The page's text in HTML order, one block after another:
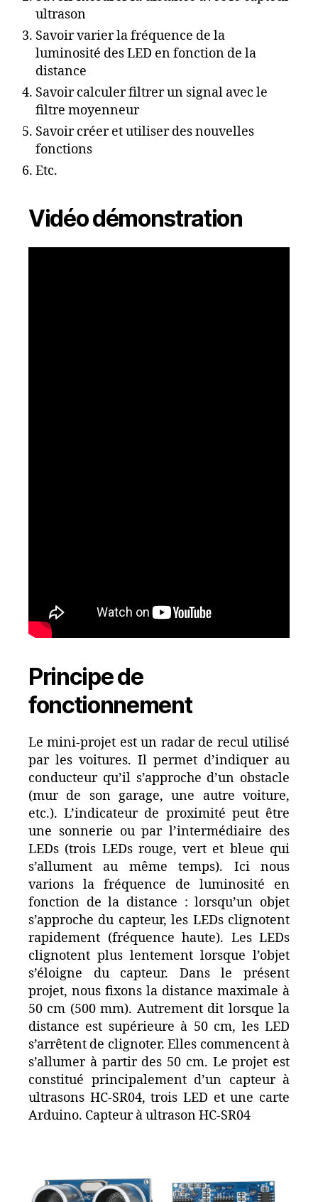
ultrason
Savoir varier la fréquence de la
luminosité des LED en fonction de la
distance
Savoir calculer filtrer un signal avec le
filtre moyenneur
Savoir créer et utiliser des nouvelles
fonctions
Etc.
Vidéo démonstration
Principe de
fonctionnement
Le mini-projet est un radar de recul utilisé
par les voitures. Il permet d’indiquer au
conducteur qu’il s’approche d’un obstacle
(mur de son garage, une autre voiture,
etc.). L’indicateur de proximité peut être
une sonnerie ou par l’intermédiaire des
LEDs (trois LEDs rouge, vert et bleue qui
s’allument au même temps). Ici nous
varions la fréquence de luminosité en
fonction de la distance : lorsqu’un objet
s’approche du capteur, les LEDs clignotent
rapidement (fréquence haute). Les LEDs
clignotent plus lentement lorsque l’objet
s’éloigne du capteur. Dans le présent
projet, nous fixons la distance maximale à
50 cm (500 mm). Autrement dit lorsque la
distance est supérieure à 50 cm, les LED
s’arrêtent de clignoter. Elles commencent à
s’allumer à partir des 50 cm. Le projet est
constitué principalement d’un capteur à
ultrasons HC-SR04, trois LED et une carte
Arduino. Capteur à ultrason HC-SR04